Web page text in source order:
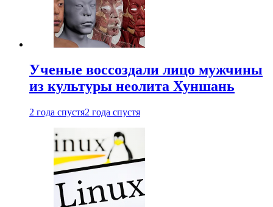
Ученые воссоздали лицо мужчины
из культуры неолита Хуншань
2 года спустя2 года спустя